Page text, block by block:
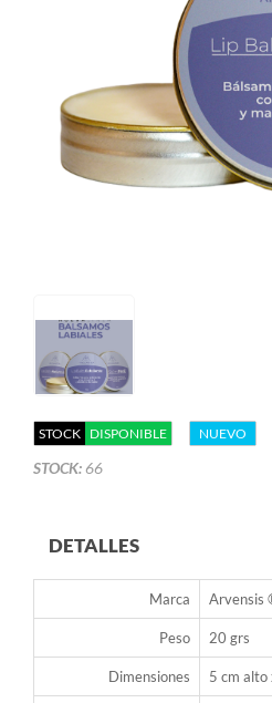
STOCK DISPONIBLE NUEVO
STOCK: 66
DETALLES
Marca Arvensis
Peso 20 grs
Dimensiones 5 cm alto